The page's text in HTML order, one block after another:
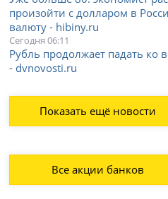
произойти с долларом в
валюту - hibiny.ru
Сегодня 06:11
Рубль продолжает падать ко
- dvnovosti.ru
Показать ещё новости
Все акции банков